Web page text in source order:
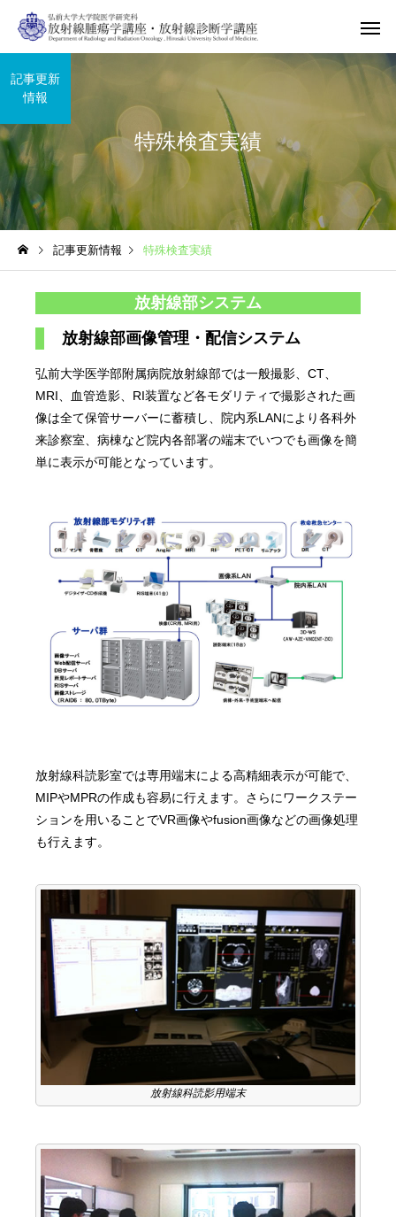
特殊検査実績
記事更新
情報
記事更新情報 特殊検査実績
放射線部システム
放射線部画像管理・配信システム
弘前大学医学部附属病院放射線部では一般撮影、CT、
MRI、血管造影、RI装置など各モダリティで撮影された画
像は全て保管サーバーに蓄積し、院内系LANにより各科外
来診察室、病棟など院内各部署の端末でいつでも画像を簡
単に表示が可能となっています。
放射線科読影室では専用端末による高精細表示が可能で、
MIPやMPRの作成も容易に行えます。さらにワークステー
ションを用いることでVR画像やfusion画像などの画像処理
も行えます。
放射線科読影用端末